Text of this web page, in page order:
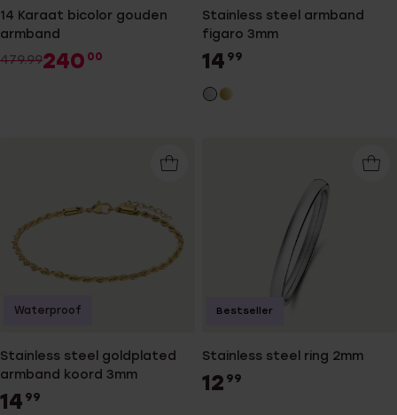
14 Karaat bicolor gouden
armband
479.99240 00
Stainless steel armband
figaro 3mm
14 99
Stainless steel goldplated
armband koord 3mm
14 99
Waterproof
Stainless steel ring 2mm
12 99
Bestseller